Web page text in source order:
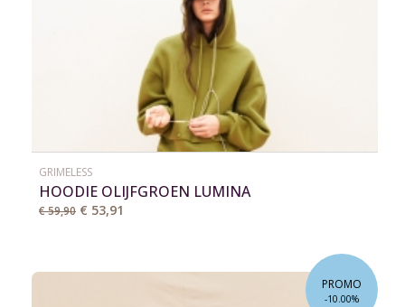
GRIMELESS
HOODIE OLIJFGROEN LUMINA
€ 59,90 € 53,91
PROMO
-10.00%